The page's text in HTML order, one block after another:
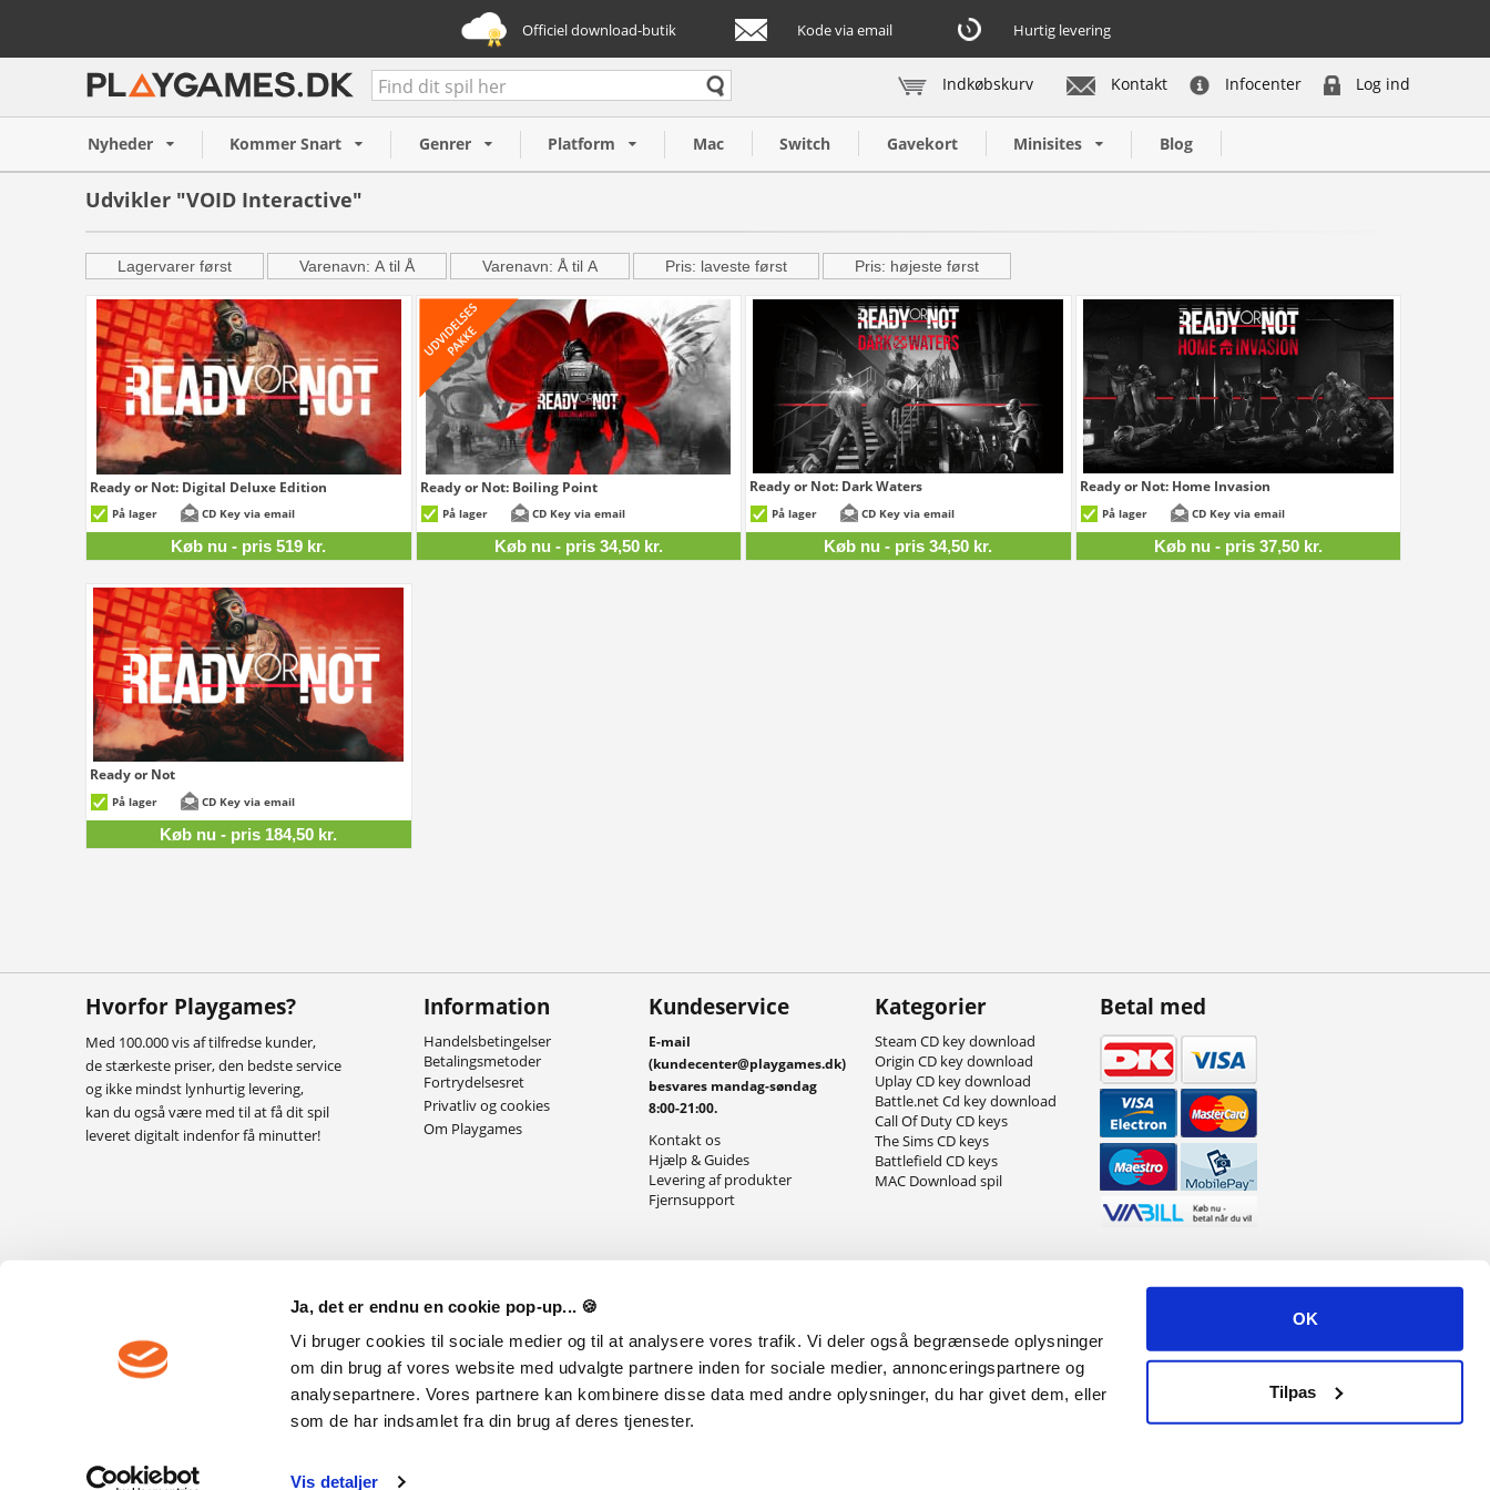
Ja, det er endnu en cookie pop-up... 🍪
Vi bruger cookies til sociale medier og til at analysere vores trafik. Vi deler også begrænsede oplysninger
om din brug af vores website med udvalgte partnere inden for sociale medier, annonceringspartnere og
analysepartnere. Vores partnere kan kombinere disse data med andre oplysninger, du har givet dem, eller
som de har indsamlet fra din brug af deres tjenester.
Vis detaljer
OK
Tilpas
Officiel download-butik Kode via email Hurtig levering
Kontakt Infocenter Log ind
Indkøbskurv
Nyheder Kommer Snart Genrer Platform Mac Switch Gavekort Minisites Blog
Udvikler "VOID Interactive"
Lagervarer først Varenavn: A til Å Varenavn: Å til A Pris: laveste først Pris: højeste først
Ready or Not: Digital Deluxe Edition
På lager CD Key via email
Køb nu - pris 519 kr.
Ready or Not: Boiling Point
På lager CD Key via email
Køb nu - pris 34,50 kr.
Ready or Not: Dark Waters
På lager CD Key via email
Køb nu - pris 34,50 kr.
Ready or Not: Home Invasion
På lager CD Key via email
Køb nu - pris 37,50 kr.
Ready or Not
184,50 kr.
På lager CD Key via email
Køb nu - pris 184,50 kr.
Hvorfor Playgames?
Med 100.000 vis af tilfredse kunder,
de stærkeste priser, den bedste service
og ikke mindst lynhurtig levering,
kan du også være med til at få dit spil
leveret digitalt indenfor få minutter!
Information
Handelsbetingelser
Betalingsmetoder
Fortrydelsesret
Privatliv og cookies
Om Playgames
Kundeservice
E-mail
(kundecenter@playgames.dk)
besvares mandag-søndag
8:00-21:00.
Kontakt os
Hjælp & Guides
Levering af produkter
Fjernsupport
Kategorier
Steam CD key download
Origin CD key download
Uplay CD key download
Battle.net Cd key download
Call Of Duty CD keys
The Sims CD keys
Battlefield CD keys
MAC Download spil
Betal med
Følg med i vores anmeldelser, giveaways og nyheder på de forskellige sociale medier.